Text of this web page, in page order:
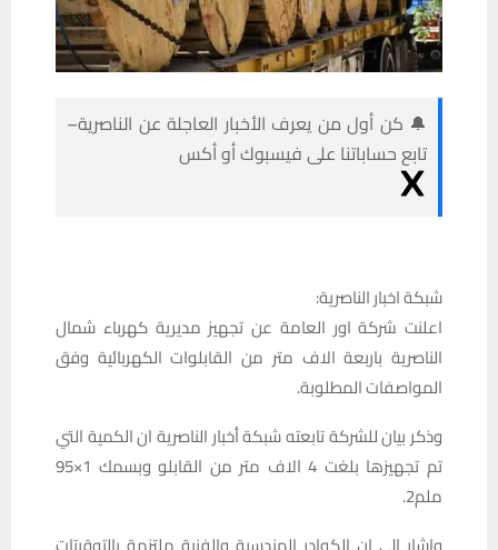
🔔 كن أول من يعرف الأخبار العاجلة عن الناصرية–
تابع حساباتنا على فيسبوك أو أكس
شبكة اخبار الناصرية:
اعلنت شركة اور العامة عن تجهيز مديرية كهرباء شمال
الناصرية باربعة الاف متر من القابلوات الكهربائية وفق
المواصفات المطلوبة.
وذكر بيان للشركة تابعته شبكة أخبار الناصرية ان الكمية التي
تم تجهيزها بلغت 4 الاف متر من القابلو وبسمك 1×95
ملم2.